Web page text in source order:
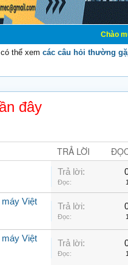
Chào mừng các
thể xem các câu hỏi thường
đây
TRẢ LỜI
Trả lời:
Đọc: 1
máy Việt
Trả lời:
Đọc: 1
máy Việt
Trả lời:
Đọc: 1